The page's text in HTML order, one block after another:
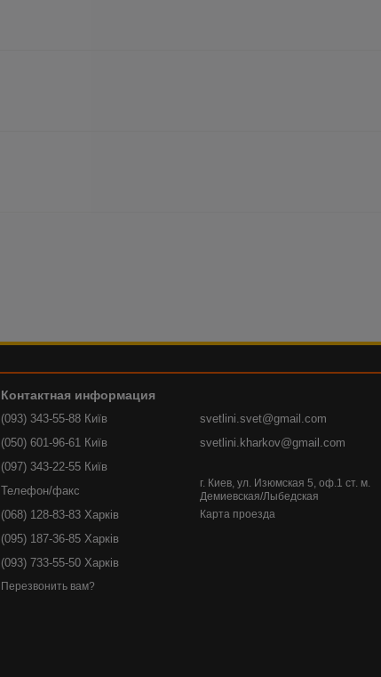
Контактная информация
(093) 343-55-88 Київ
(050) 601-96-61 Київ
(097) 343-22-55 Київ
Телефон/факс
(068) 128-83-83 Харків
(095) 187-36-85 Харків
(093) 733-55-50 Харків
Перезвонить вам?
svetlini.svet@gmail.com
svetlini.kharkov@gmail.com
г. Киев, ул. Изюмская 5, оф.1 ст. м.
Демиевская/Лыбедская
Карта проезда